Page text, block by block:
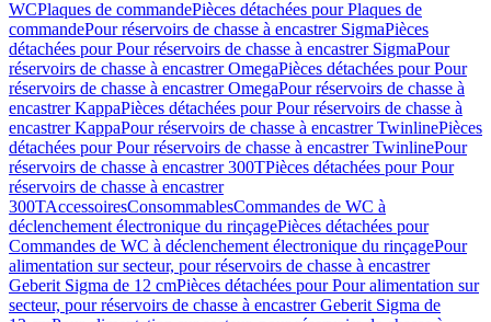
WCPlaques de commandePièces détachées pour Plaques de
commandePour réservoirs de chasse à encastrer SigmaPièces
détachées pour Pour réservoirs de chasse à encastrer SigmaPour
réservoirs de chasse à encastrer OmegaPièces détachées pour Pour
réservoirs de chasse à encastrer OmegaPour réservoirs de chasse à
encastrer KappaPièces détachées pour Pour réservoirs de chasse à
encastrer KappaPour réservoirs de chasse à encastrer TwinlinePièces
détachées pour Pour réservoirs de chasse à encastrer TwinlinePour
réservoirs de chasse à encastrer 300TPièces détachées pour Pour
réservoirs de chasse à encastrer
300TAccessoiresConsommablesCommandes de WC à
déclenchement électronique du rinçagePièces détachées pour
Commandes de WC à déclenchement électronique du rinçagePour
alimentation sur secteur, pour réservoirs de chasse à encastrer
Geberit Sigma de 12 cmPièces détachées pour Pour alimentation sur
secteur, pour réservoirs de chasse à encastrer Geberit Sigma de